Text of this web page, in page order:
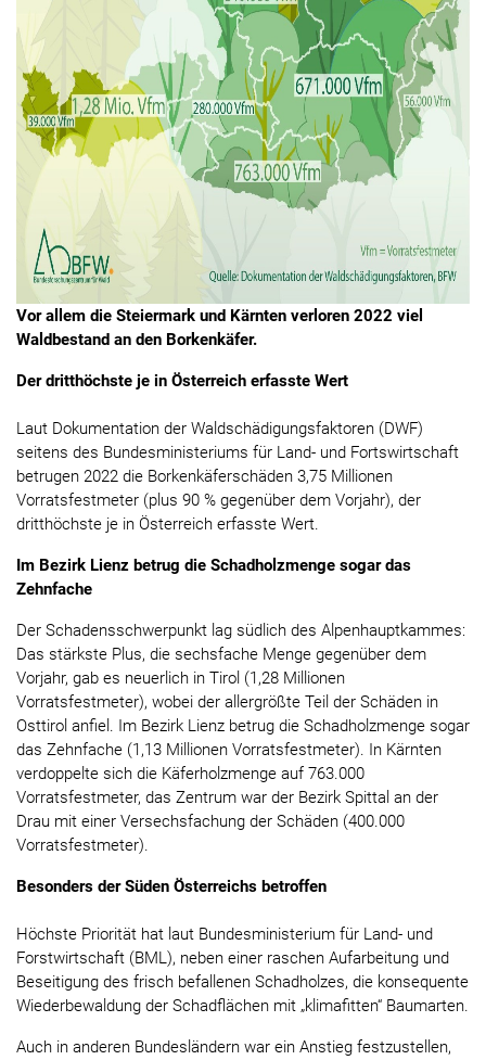
Vor allem die Steiermark und Kärnten verloren 2022 viel
Waldbestand an den Borkenkäfer.
Der dritthöchste je in Österreich erfasste Wert
Laut Dokumentation der Waldschädigungsfaktoren (DWF)
seitens des Bundesministeriums für Land- und Fortswirtschaft
betrugen 2022 die Borkenkäferschäden 3,75 Millionen
Vorratsfestmeter (plus 90 % gegenüber dem Vorjahr), der
dritthöchste je in Österreich erfasste Wert.
Im Bezirk Lienz betrug die Schadholzmenge sogar das
Zehnfache
Der Schadensschwerpunkt lag südlich des Alpenhauptkammes:
Das stärkste Plus, die sechsfache Menge gegenüber dem
Vorjahr, gab es neuerlich in Tirol (1,28 Millionen
Vorratsfestmeter), wobei der allergrößte Teil der Schäden in
Osttirol anfiel. Im Bezirk Lienz betrug die Schadholzmenge sogar
das Zehnfache (1,13 Millionen Vorratsfestmeter). In Kärnten
verdoppelte sich die Käferholzmenge auf 763.000
Vorratsfestmeter, das Zentrum war der Bezirk Spittal an der
Drau mit einer Versechsfachung der Schäden (400.000
Vorratsfestmeter).
Besonders der Süden Österreichs betroffen
Höchste Priorität hat laut Bundesministerium für Land- und
Forstwirtschaft (BML), neben einer raschen Aufarbeitung und
Beseitigung des frisch befallenen Schadholzes, die konsequente
Wiederbewaldung der Schadflächen mit „klimafitten“ Baumarten.
Auch in anderen Bundesländern war ein Anstieg festzustellen,